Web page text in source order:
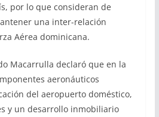
por lo que consideran de
una inter-relación
Aérea dominicana.
Macarrulla declaró que en la
aeronáuticos
del aeropuerto doméstico,
y un desarrollo inmobiliario